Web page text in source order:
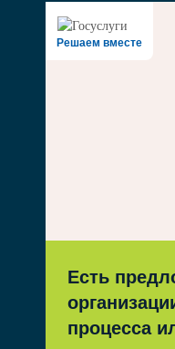
Решаем вместе
Есть
процесса